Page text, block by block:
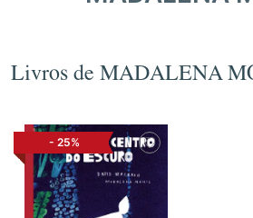
Livros de MADALENA
- 25%